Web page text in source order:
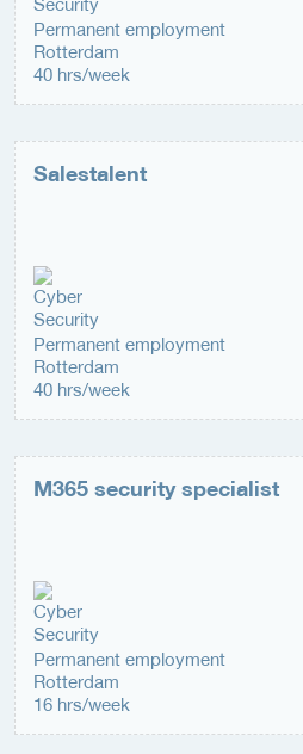
Permanent employment
Rotterdam
40 hrs/week
Salestalent
Permanent employment
Rotterdam
40 hrs/week
M365 security specialist
Permanent employment
Rotterdam
16 hrs/week